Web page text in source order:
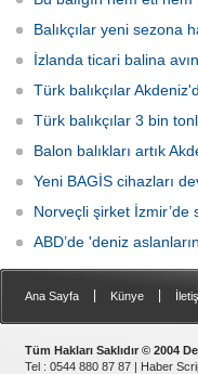
Balıkçılar yeni sezona
İzlanda ticari balina
Türk balıkçılar
Türk balıkçılar 3 bin
Balon balıkları artık
Yeni BAGİS cihazları
Norveçli şirket İzmir’de
ABD’de 'deniz
Ana Sayfa Künye
Tüm Hakları Saklıdır © 2004
Tel : 0544 880 87 87 | Haber